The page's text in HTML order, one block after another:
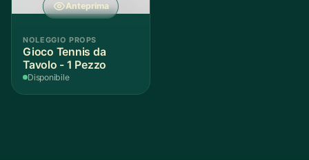
Anteprima
NOLEGGIO PROPS
Gioco Tennis da
Tavolo - 1 Pezzo
Disponibile